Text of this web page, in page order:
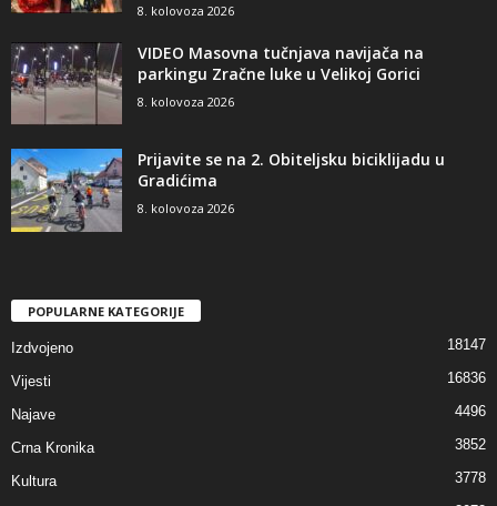
8. kolovoza 2026
VIDEO Masovna tučnjava navijača na
parkingu Zračne luke u Velikoj Gorici
8. kolovoza 2026
Prijavite se na 2. Obiteljsku biciklijadu u
Gradićima
8. kolovoza 2026
POPULARNE KATEGORIJE
Izdvojeno 18147
Vijesti 16836
Najave 4496
Crna Kronika 3852
Kultura
3778